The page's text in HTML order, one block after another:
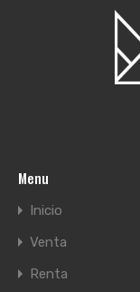
Menu
Inicio
Venta
Renta